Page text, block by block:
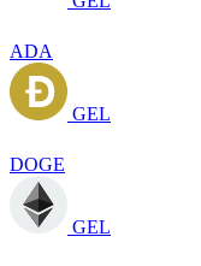
ADA
GEL
DOGE
GEL